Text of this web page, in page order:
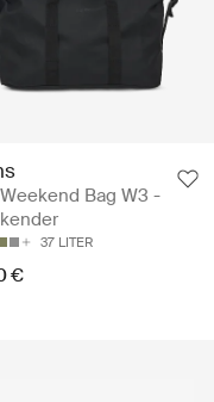
Bag W3 -
37 LITER
€